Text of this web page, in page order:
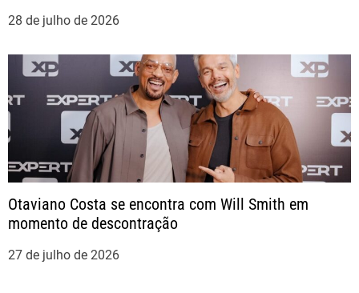
28 de julho de 2026
Otaviano Costa se encontra com Will Smith em
momento de descontração
27 de julho de 2026